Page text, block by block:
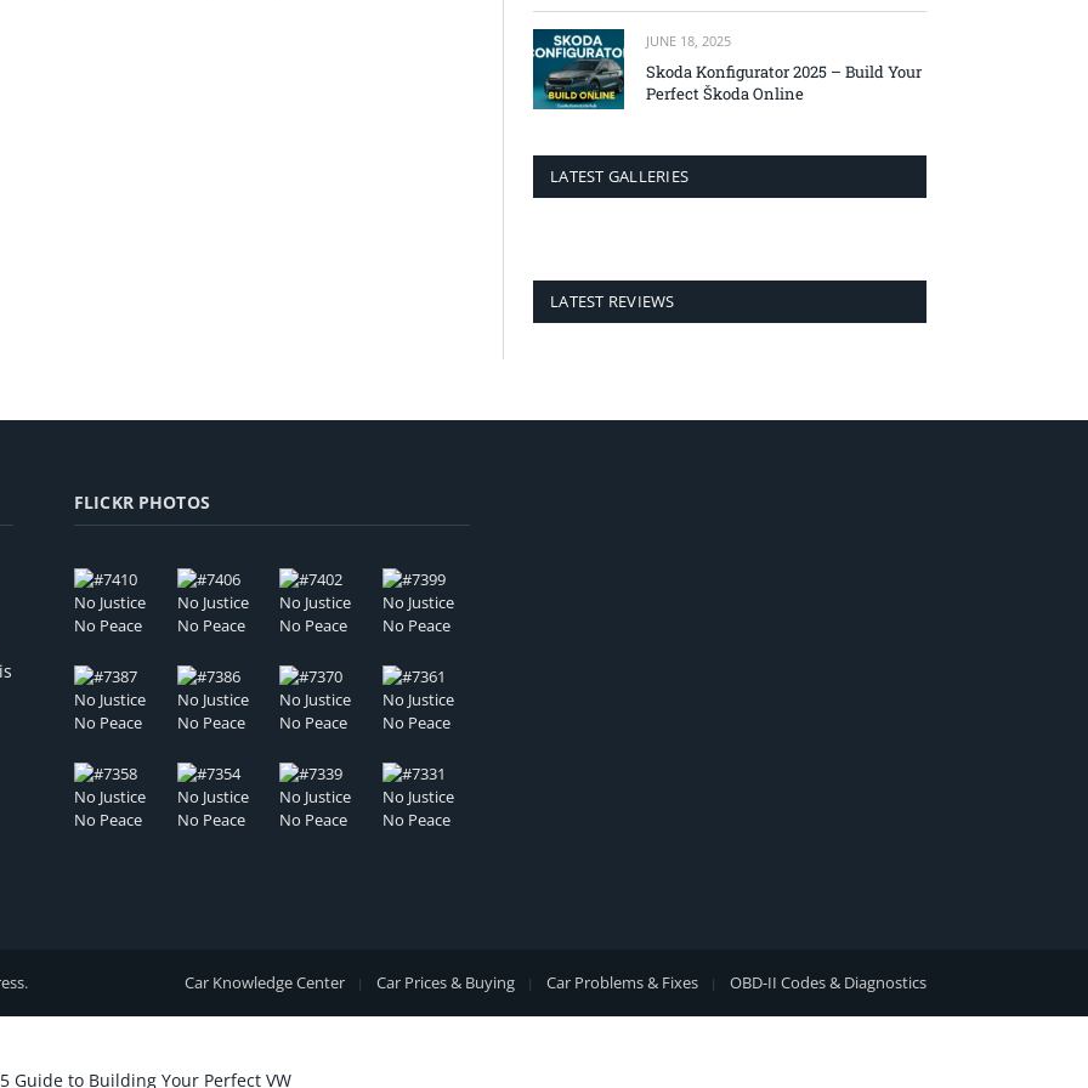
JUNE 18, 2025
Skoda Konfigurator 2025 – Build Your
Perfect Škoda Online
LATEST GALLERIES
LATEST REVIEWS
FLICKR PHOTOS
. Car Knowledge Center Car Prices & Buying Car Problems & Fixes OBD-II Codes & Diagnostics
Guide to Building Your Perfect VW